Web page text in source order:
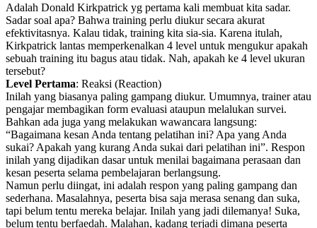
Adalah Donald Kirkpatrick yg pertama kali membuat kita sadar.
Sadar soal apa? Bahwa training perlu diukur secara akurat
efektivitasnya. Kalau tidak, training kita sia-sia. Karena itulah,
Kirkpatrick lantas memperkenalkan 4 level untuk mengukur apakah
sebuah training itu bagus atau tidak. Nah, apakah ke 4 level ukuran
tersebut?
Level Pertama: Reaksi (Reaction)
Inilah yang biasanya paling gampang diukur. Umumnya, trainer atau
pengajar membagikan form evaluasi ataupun melalukan survei.
Bahkan ada juga yang melakukan wawancara langsung:
“Bagaimana kesan Anda tentang pelatihan ini? Apa yang Anda
sukai? Apakah yang kurang Anda sukai dari pelatihan ini”. Respon
inilah yang dijadikan dasar untuk menilai bagaimana perasaan dan
kesan peserta selama pembelajaran berlangsung.
Namun perlu diingat, ini adalah respon yang paling gampang dan
sederhana. Masalahnya, peserta bisa saja merasa senang dan suka,
tapi belum tentu mereka belajar. Inilah yang jadi dilemanya! Suka,
belum tentu berfaedah. Malahan, kadang terjadi dimana peserta